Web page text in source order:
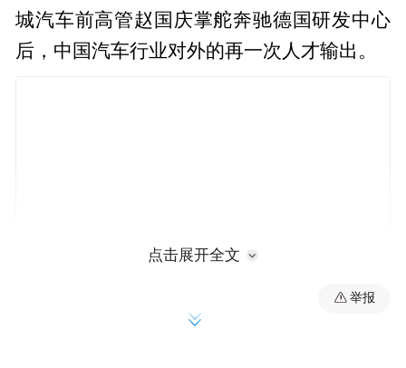
城汽车前高管赵国庆掌舵奔驰德国研发中心
后，中国汽车行业对外的再一次人才输出。
点击展开全文
举报